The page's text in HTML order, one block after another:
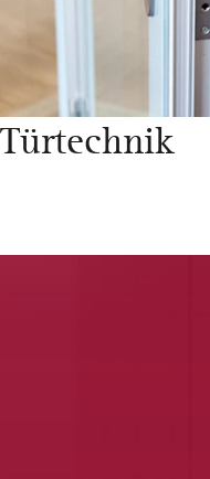
Türtechnik